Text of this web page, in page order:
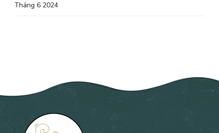
Tháng 6 2024